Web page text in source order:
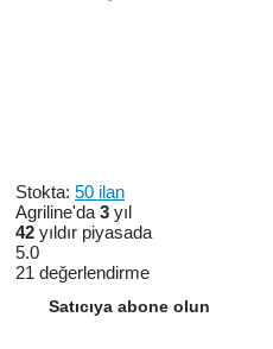
Stokta: 50 ilan
Agriline'da 3 yıl
42 yıldır piyasada
5.0
21 değerlendirme
Satıcıya abone olun